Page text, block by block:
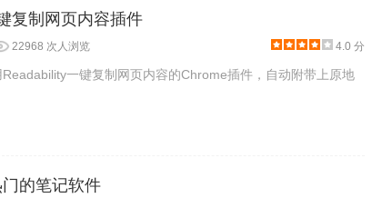
复制网页内容插件
22968 次人浏览 4.0 分
一键复制网页内容的Chrome插件，自动附带上原地
的笔记软件